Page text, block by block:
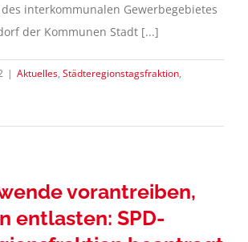
interkommunalen Gewerbegebietes
der Kommunen Stadt [...]
| Aktuelles, Städteregionstagsfraktion,
vorantreiben,
entlasten: SPD-